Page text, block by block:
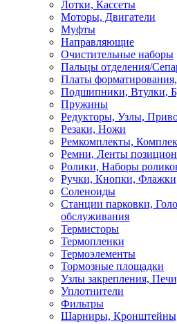
Лотки, Кассеты
Моторы, Двигатели
Муфты
Направляющие
Очистительные наборы
Пальцы отделения/
Платы
Подшипники, Втулки,
Пружины
Редукторы, Узлы,
Резаки, Ножи
Ремкомплекты,
Ремни, Ленты
Ролики, Наборы
Ручки, Кнопки,
Соленоиды
Станции парковки,
обслуживания
Термисторы
Термопленки
Термоэлементы
Тормозные площадки
Узлы закрепления,
Уплотнители
Фильтры
Шарниры,